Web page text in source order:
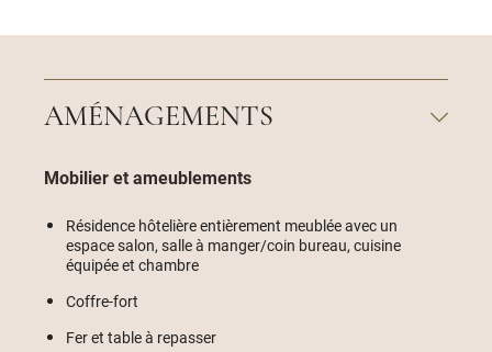
AMÉNAGEMENTS
Mobilier et ameublements
Résidence hôtelière entièrement meublée avec un
espace salon, salle à manger/coin bureau, cuisine
équipée et chambre
Coffre-fort
Fer et table à repasser